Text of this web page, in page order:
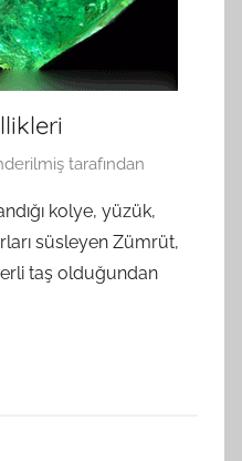
tarafından
kolye, yüzük,
süsleyen Zümrüt,
taş olduğundan